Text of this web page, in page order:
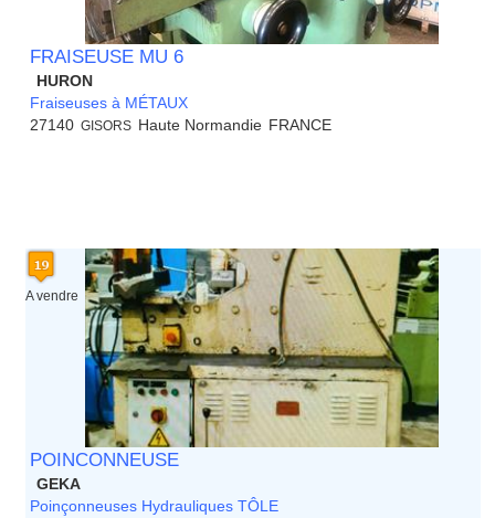
FRAISEUSE MU 6
HURON
Fraiseuses à MÉTAUX
27140 GISORS Haute Normandie FRANCE
A vendre
POINCONNEUSE
GEKA
Poinçonneuses Hydrauliques TÔLE